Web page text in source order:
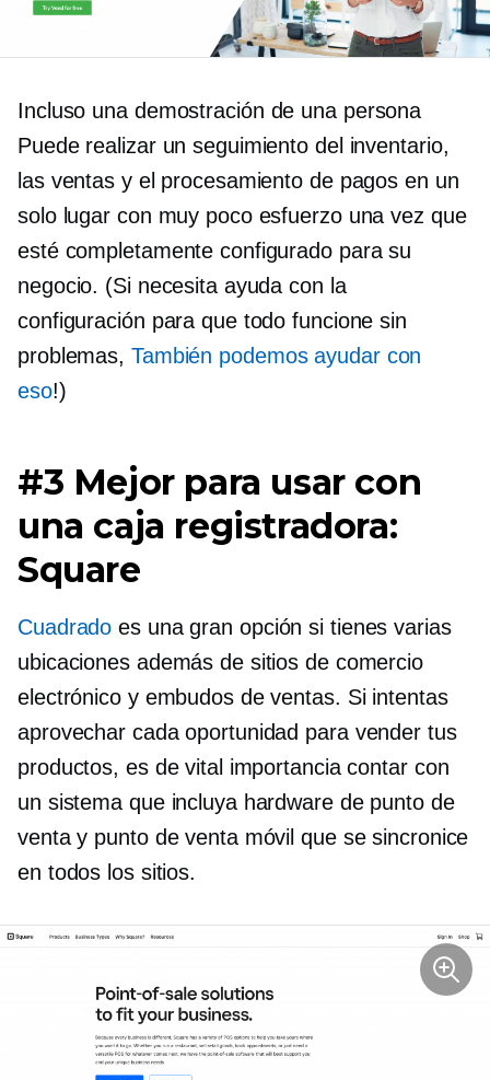
Incluso una demostración de una persona
Puede realizar un seguimiento del inventario,
las ventas y el procesamiento de pagos en un
solo lugar con muy poco esfuerzo una vez que
esté completamente configurado para su
negocio. (Si necesita ayuda con la
configuración para que todo funcione sin
problemas, También podemos ayudar con
eso!)
#3 Mejor para usar con
una caja registradora:
Square
Cuadrado es una gran opción si tienes varias
ubicaciones además de sitios de comercio
electrónico y embudos de ventas. Si intentas
aprovechar cada oportunidad para vender tus
productos, es de vital importancia contar con
un sistema que incluya hardware de punto de
venta y punto de venta móvil que se sincronice
en todos los sitios.